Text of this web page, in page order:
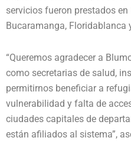
servicios fueron prestados
Bucaramanga, Floridablanca
“Queremos agradecer a
como secretarias de salud,
permitirnos beneficiar a
vulnerabilidad y falta de
ciudades capitales de
están afiliados al sistema”,